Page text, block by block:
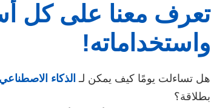
تعرف معنا على كل
واستخداماته!
هل تساءلت يومًا كيف يمكن لـ الذكاء الاصطناعي
بطلاقة؟